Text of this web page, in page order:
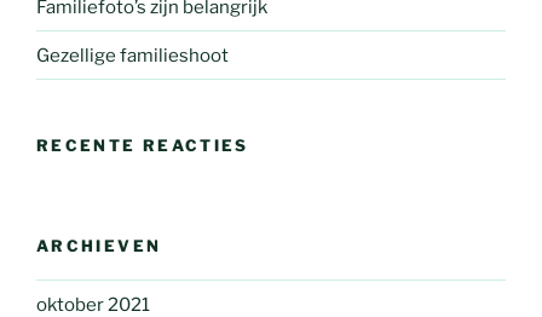
Familiefoto’s zijn belangrijk
Gezellige familieshoot
RECENTE REACTIES
ARCHIEVEN
oktober 2021